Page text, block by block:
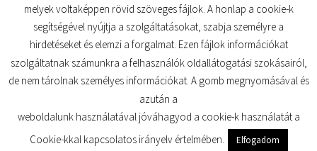
© TUDATKULCS 2026
melyek voltaképpen rövid szöveges fájlok. A honlap a cookie-k
segítségével nyújtja a szolgáltatásokat, szabja személyre a
hirdetéseket és elemzi a forgalmat. Ezen fájlok információkat
szolgáltatnak számunkra a felhasználók oldallátogatási szokásairól,
de nem tárolnak személyes információkat. A gomb megnyomásával és
azután a
weboldalunk használatával jóváhagyod a cookie-k használatát a
Cookie-kkal kapcsolatos irányelv értelmében.
Elfogadom